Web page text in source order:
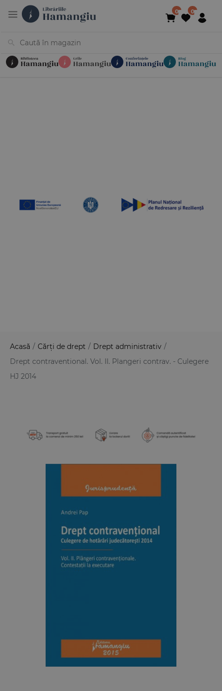
Acasă / Cărți de drept / Drept administrativ /
Drept contraventional. Vol. II. Plangeri contrav. - Culegere
HJ 2014